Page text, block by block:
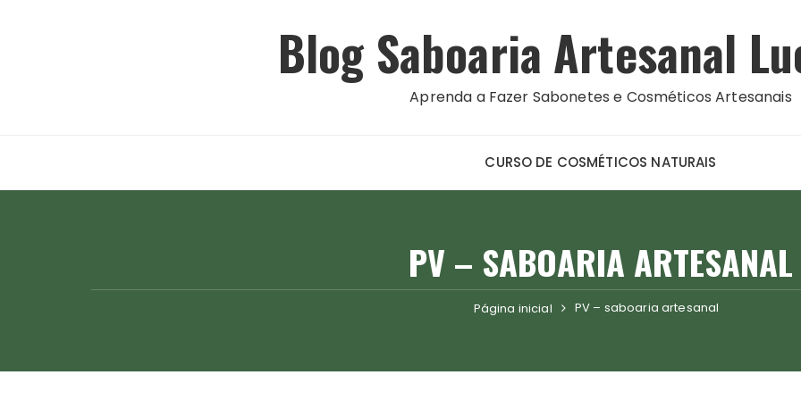
Blog Saboaria Artesanal
Aprenda a Fazer Sabonetes e Cosméticos Artesanais
CURSO DE COSMÉTICOS NATURAIS
PV – SABOARIA ARTESANAL
Página inicial PV – saboaria artesanal